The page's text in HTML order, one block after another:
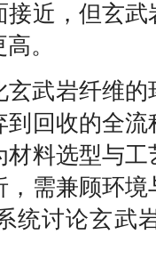
近，但玄
。
武岩纤维
回收的全
料选型与
需兼顾环
统讨论玄武